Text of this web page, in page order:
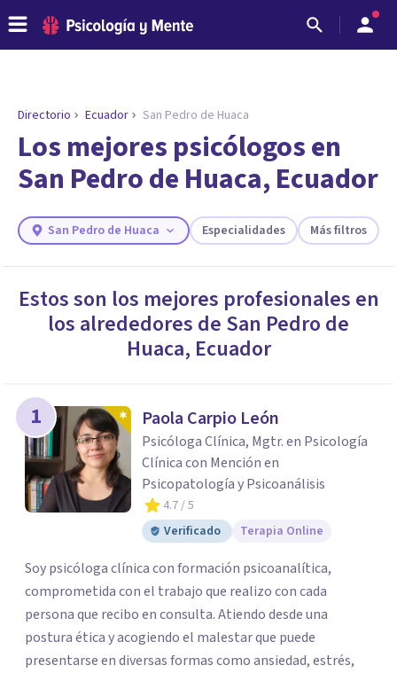
ENCONTRAR MI TERAPEUTA
¿Necesitas ayuda para encontrar el
psicólogo adecuado?
Responde a unas breves preguntas y te ofreceremos
necesidades.
Directorio Ecuador San Pedro de Huaca
Los mejores psicólogos en
San Pedro de Huaca, Ecuador
San Pedro de Huaca Especialidades Más filtros
Estos son los mejores profesionales en
los alrededores de San Pedro de
Huaca, Ecuador
1 Paola Carpio León
Psicóloga Clínica, Mgtr. en Psicología
Clínica con Mención en
Psicopatología y Psicoanálisis
4.7/ 5
Verificado
Terapia Online
Soy psicóloga clínica con formación psicoanalítica,
comprometida con el trabajo que realizo con cada
persona que recibo en consulta. Atiendo desde una
postura ética y acogiendo el malestar que puede
presentarse en diversas formas como ansiedad, estrés,